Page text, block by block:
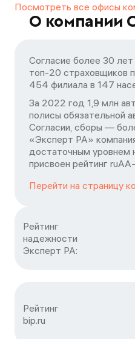
Посмотреть все офисы
О компании
Согласие более 30
топ-20 страховщиков
454 филиала в 147
За 2022 год 1,9 млн
полисы обязательной
Согласии, сборы —
«Эксперт РА»
достаточным
присвоен рейтинг
Перейти на страницу
Рейтинг
надежности
Эксперт РА:
Рейтинг
bip.ru